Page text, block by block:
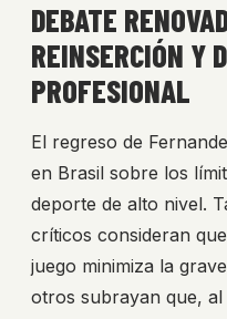
DEBATE
REINSERCIÓN Y
PROFESIONAL
El regreso de
en Brasil sobre los
deporte de alto nivel.
críticos consideran
juego minimiza la
otros subrayan que,